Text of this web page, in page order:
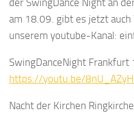
am 18.09. gibt es jetzt
unserem youtube-Kanal:
SwingDanceNight Frankfurt
https://youtu.be/
Nacht der Kirchen